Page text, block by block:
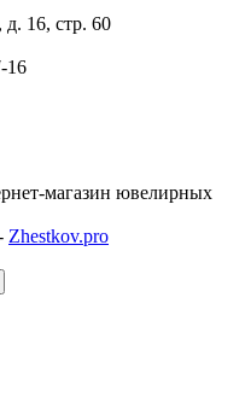
16, стр. 60
16
магазин ювелирных
Zhestkov.pro